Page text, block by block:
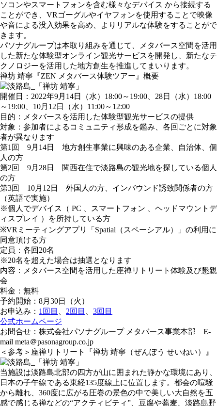
ソコンやスマートフォンを含む様々なデバイス から接続する
ことができ、VRゴーグルやイヤフォンを使用することで映像
や音による没入効果を高め、よりリアルな体験をすることがで
きます。
パソナグループは本取り組みを通じて、メタバース空間を活用
した新たな体験型オンライン観光サービスを開発し、新たなテ
クノロジーを活用した地方創生を推進してまいります。
禅坊 靖寧『ZEN メタバース体験ツアー』概要
開催日：2022年9月14日（水）18:00～19:00、28日（水）18:00
～19:00、10月12日（水）11:00～12:00
目的：メタバースを活用した体験型観光サービスの提供
対象：参加者によるコミュニティ形成を鑑み、各回ごとに対象
者が異なります
第1回 9月14日 地方創生事業に興味のある企業、自治体、個
人の方
第2回 9月28日 関西在住で淡路島の観光地を探している個人
の方
第3回 10月12日 外国人の方、インバウンド誘致関係者の方
（英語で実施）
※個人でデバイス（ PC 、スマートフォン 、ヘッドマウントデ
ィスプレイ ）を所持している方
※VRミーティングアプリ「Spatial（スペーシアル）」の利用に
同意頂ける方
定員：各回20名
※20名を超えた場合は抽選となります
内容：メタバース空間を活用した座禅リトリート体験及び懇親
会
料金：無料
予約開始：8月30日（火）
お申込み： 1回目 2回目
3回目
公式ホームページ
お問合せ：株式会社パソナグループ メタバース事業本部 E-
mail meta＠pasonagroup.co.jp
＜参考＞座禅リトリート『禅坊 靖寧（ぜんぼう せいねい）』
当施設は淡路島北部の四方が山に囲まれた静かな環境にあり、
日本の子午線である東経135度線上に位置します。都会の喧騒
から離れ、360度に広がる圧巻の景色の中で美しい大自然を五
感で感じる禅などの“アクティビティ”、豆腐や蕎麦、淡路島野